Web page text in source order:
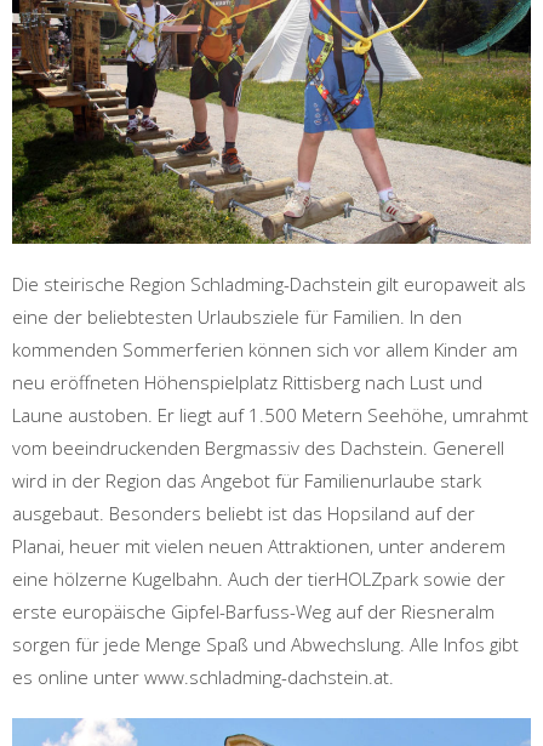
Die steirische Region Schladming-Dachstein gilt europaweit als
eine der beliebtesten Urlaubsziele für Familien. In den
kommenden Sommerferien können sich vor allem Kinder am
neu eröffneten Höhenspielplatz Rittisberg nach Lust und
Laune austoben. Er liegt auf 1.500 Metern Seehöhe, umrahmt
vom beeindruckenden Bergmassiv des Dachstein. Generell
wird in der Region das Angebot für Familienurlaube stark
ausgebaut. Besonders beliebt ist das Hopsiland auf der
Planai, heuer mit vielen neuen Attraktionen, unter anderem
eine hölzerne Kugelbahn. Auch der tierHOLZpark sowie der
erste europäische Gipfel-Barfuss-Weg auf der Riesneralm
sorgen für jede Menge Spaß und Abwechslung. Alle Infos gibt
es online unter www.schladming-dachstein.at.